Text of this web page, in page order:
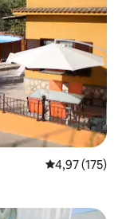
Évaluation
4,97 (175)